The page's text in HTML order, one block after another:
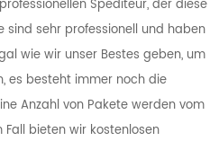
Spediteur, der diese
sind sehr professionell und haben
wie wir unser Bestes geben, um
es besteht immer noch die
Anzahl von Pakete werden vom
bieten wir kostenlosen